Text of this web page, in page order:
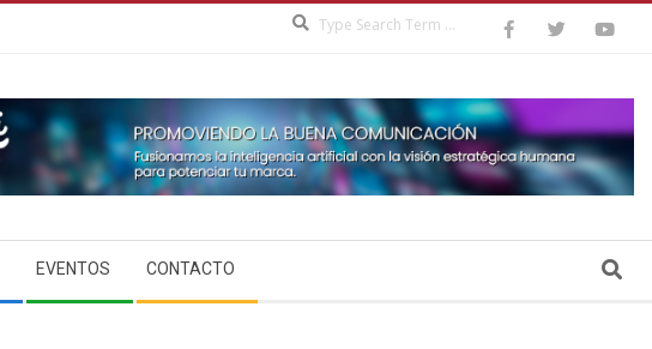
EVENTOS CONTACTO Search